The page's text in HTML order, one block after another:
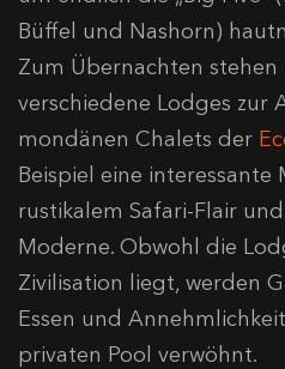
Büffel und Nashorn)
Zum Übernachten stehen
verschiedene Lodges zur
mondänen Chalets der
Beispiel eine interessante
rustikalem Safari-Flair
Moderne. Obwohl die
Zivilisation liegt, werden
Essen und
privaten Pool verwöhnt.